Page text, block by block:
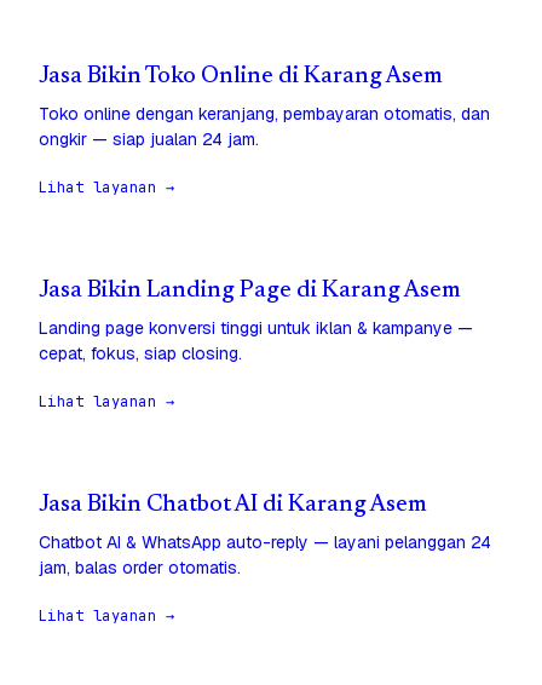
Jasa Bikin Toko Online di Karang Asem
Toko online dengan keranjang, pembayaran otomatis, dan
ongkir — siap jualan 24 jam.
Lihat layanan →
Jasa Bikin Landing Page di Karang Asem
Landing page konversi tinggi untuk iklan & kampanye —
cepat, fokus, siap closing.
Lihat layanan →
Jasa Bikin Chatbot AI di Karang Asem
Chatbot AI & WhatsApp auto-reply — layani pelanggan 24
jam, balas order otomatis.
Lihat layanan →